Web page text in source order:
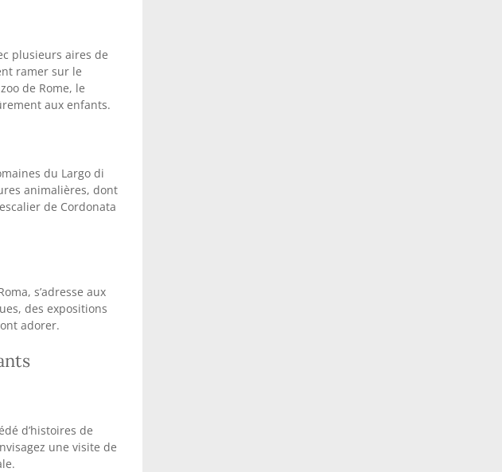
plusieurs aires de
ramer sur le
de Rome, le
aux enfants.
du Largo di
animalières, dont
de Cordonata
s’adresse aux
des expositions
adorer.
d’histoires de
une visite de